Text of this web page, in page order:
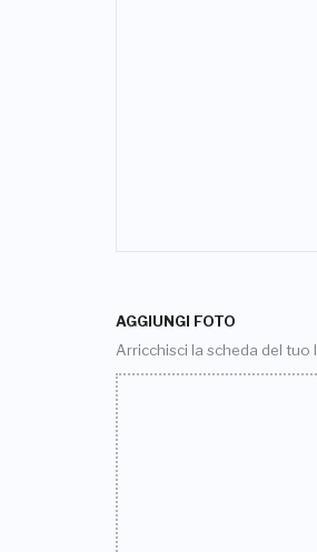
AGGIUNGI FOTO
Arricchisci la scheda del